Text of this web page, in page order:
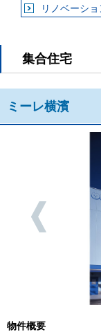
リノベーショ
集合住宅
ミーレ横濱
物件概要